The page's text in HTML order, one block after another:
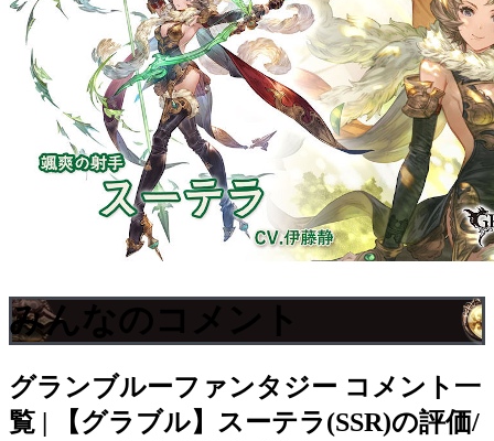
みんなのコメント
グランブルーファンタジー コメント一
覧 | 【グラブル】スーテラ(SSR)の評価/